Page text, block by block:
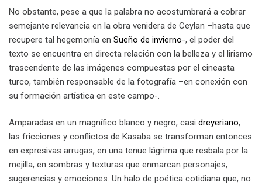
No obstante, pese a que la palabra no acostumbrará a cobrar
semejante relevancia en la obra venidera de Ceylan –hasta que
recupere tal hegemonía en Sueño de invierno-, el poder del
texto se encuentra en directa relación con la belleza y el lirismo
trascendente de las imágenes compuestas por el cineasta
turco, también responsable de la fotografía –en conexión con
su formación artística en este campo-.
Amparadas en un magnífico blanco y negro, casi dreyeriano,
las fricciones y conflictos de Kasaba se transforman entonces
en expresivas arrugas, en una tenue lágrima que resbala por la
mejilla, en sombras y texturas que enmarcan personajes,
sugerencias y emociones. Un halo de poética cotidiana que, no